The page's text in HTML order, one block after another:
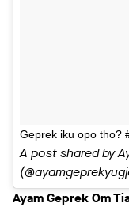
Geprek iku opo tho?
A post shared by
Ayam Geprek Om